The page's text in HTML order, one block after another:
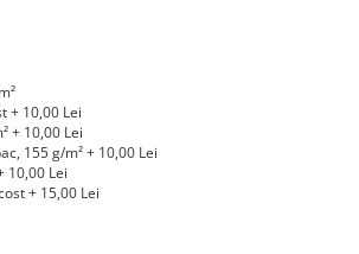
+ 10,00 Lei
+ 10,00 Lei
155 g/m² + 10,00 Lei
10,00 Lei
+ 15,00 Lei